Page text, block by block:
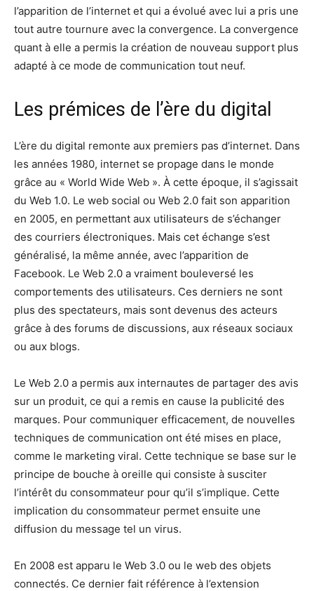
l’apparition de l’internet et qui a évolué avec lui a pris une
tout autre tournure avec la convergence. La convergence
quant à elle a permis la création de nouveau support plus
adapté à ce mode de communication tout neuf.
Les prémices de l’ère du digital
L’ère du digital remonte aux premiers pas d’internet. Dans
les années 1980, internet se propage dans le monde
grâce au « World Wide Web ». À cette époque, il s’agissait
du Web 1.0. Le web social ou Web 2.0 fait son apparition
en 2005, en permettant aux utilisateurs de s’échanger
des courriers électroniques. Mais cet échange s’est
généralisé, la même année, avec l’apparition de
Facebook. Le Web 2.0 a vraiment bouleversé les
comportements des utilisateurs. Ces derniers ne sont
plus des spectateurs, mais sont devenus des acteurs
grâce à des forums de discussions, aux réseaux sociaux
ou aux blogs.
Le Web 2.0 a permis aux internautes de partager des avis
sur un produit, ce qui a remis en cause la publicité des
marques. Pour communiquer efficacement, de nouvelles
techniques de communication ont été mises en place,
comme le marketing viral. Cette technique se base sur le
principe de bouche à oreille qui consiste à susciter
l’intérêt du consommateur pour qu’il s’implique. Cette
implication du consommateur permet ensuite une
diffusion du message tel un virus.
En 2008 est apparu le Web 3.0 ou le web des objets
connectés. Ce dernier fait référence à l’extension